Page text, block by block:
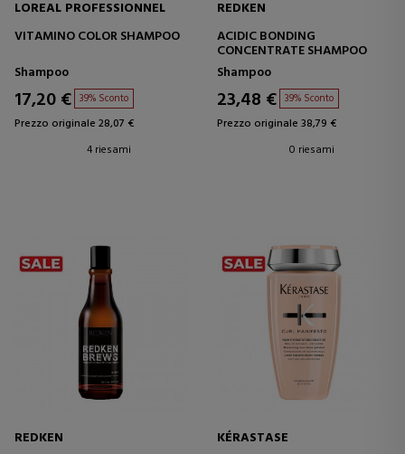
LOREAL PROFESSIONNEL
VITAMINO COLOR SHAMPOO
Shampoo
17,20 € 39% Sconto
Prezzo originale 28,07 €
4 riesami
REDKEN
ACIDIC BONDING
CONCENTRATE SHAMPOO
Shampoo
23,48 € 39% Sconto
Prezzo originale 38,79 €
0 riesami
REDKEN
KÉRASTASE